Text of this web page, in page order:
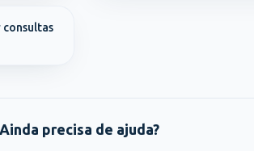
Ainda precisa de ajuda?